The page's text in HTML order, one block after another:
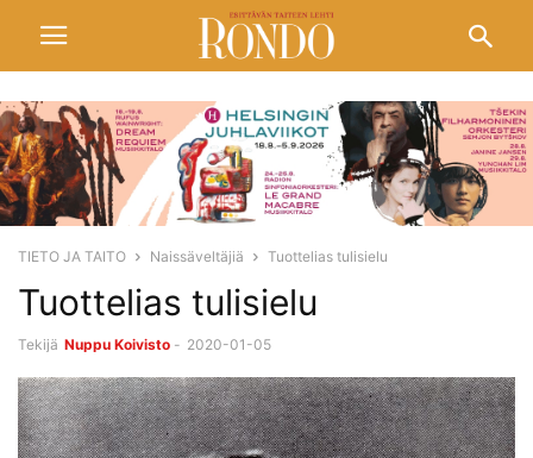
TIETO JA TAITO Naissäveltäjiä Tuottelias tulisielu
Tuottelias tulisielu
Tekijä Nuppu Koivisto - 2020-01-05